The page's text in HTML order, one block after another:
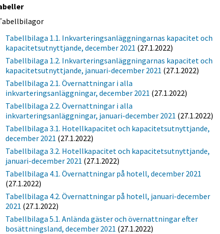
Tabellbilaga 1.1. Inkvarteringsanläggningarnas kapacitet och
kapacitetsutnyttjande, december 2021 (27.1.2022)
Tabellbilaga 1.2. Inkvarteringsanläggningarnas kapacitet och
kapacitetsutnyttjande, januari-december 2021 (27.1.2022)
Tabellbilaga 2.1. Övernattningar i alla
inkvarteringsanläggningar, december 2021 (27.1.2022)
Tabellbilaga 2.2. Övernattningar i alla
inkvarteringsanläggningar, januari-december 2021 (27.1.2022)
Tabellbilaga 3.1. Hotellkapacitet och kapacitetsutnyttjande,
december 2021 (27.1.2022)
Tabellbilaga 3.2. Hotellkapacitet och kapacitetsutnyttjande,
januari-december 2021 (27.1.2022)
Tabellbilaga 4.1. Övernattningar på hotell, december 2021
(27.1.2022)
Tabellbilaga 4.2. Övernattningar på hotell, januari-december
2021 (27.1.2022)
Tabellbilaga 5.1. Anlända gäster och övernattningar efter
bosättningsland, december 2021 (27.1.2022)